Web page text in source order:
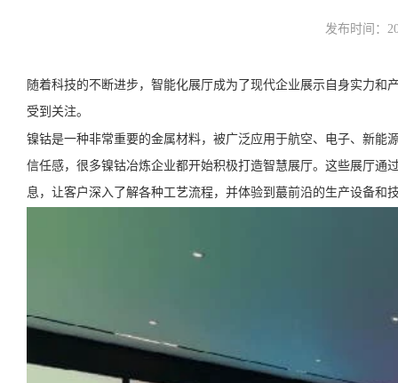
发布时间：
随着科技的不断进步，智能化展厅成为了现代企业展示自身实力
受到关注。
镍钴是一种非常重要的金属材料，被广泛应用于航空、电子、新
信任感，很多镍钴冶炼企业都开始积极打造智慧展厅。这些展厅
息，让客户深入了解各种工艺流程，并体验到蕞前沿的生产设备和